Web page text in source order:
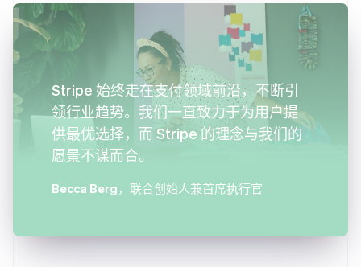
Stripe 始终走在支付领域前沿，不断引
领行业趋势。我们一直致力于为用户提
供最优选择，而 Stripe 的理念与我们的
愿景不谋而合。
Becca Berg，联合创始人兼首席执行官